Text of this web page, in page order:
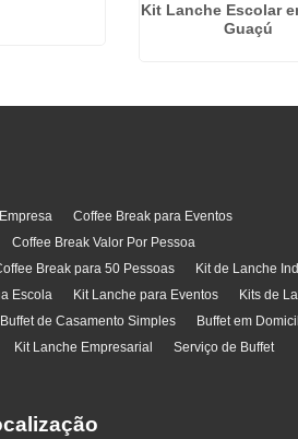
Kit Lanche Escolar
Guaçú
Coffee Break para Eventos
Coffee Break Valor Por Pessoa
Break para 50 Pessoas
Kit de Lanche
Escola Kit Lanche para Eventos
Kits de
Buffet de Casamento Simples
Buffet em
Kit Lanche Empresarial
Serviço de Buffet